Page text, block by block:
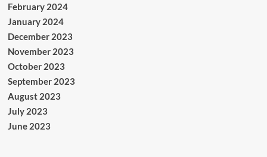
February 2024
January 2024
December 2023
November 2023
October 2023
September 2023
August 2023
July 2023
June 2023